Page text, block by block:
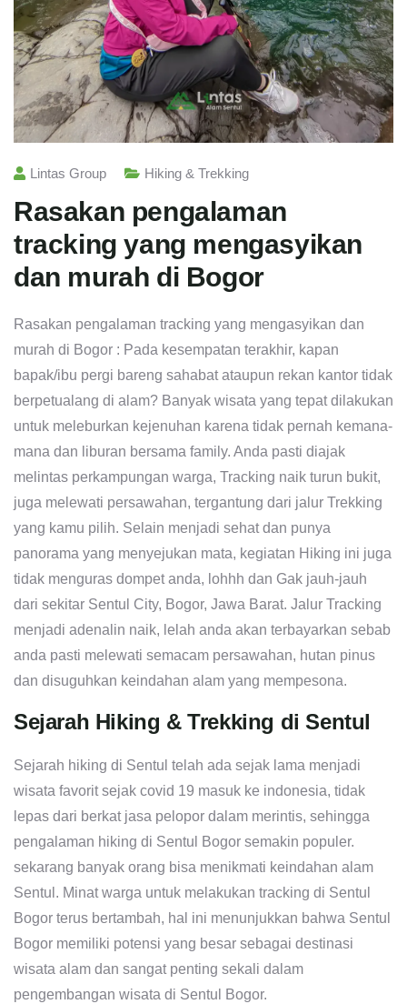
Lintas Group Hiking & Trekking
Rasakan pengalaman
tracking yang mengasyikan
dan murah di Bogor
Rasakan pengalaman tracking yang mengasyikan dan
murah di Bogor : Pada kesempatan terakhir, kapan
bapak/ibu pergi bareng sahabat ataupun rekan kantor tidak
berpetualang di alam? Banyak wisata yang tepat dilakukan
untuk meleburkan kejenuhan karena tidak pernah kemana-
mana dan liburan bersama family. Anda pasti diajak
melintas perkampungan warga, Tracking naik turun bukit,
juga melewati persawahan, tergantung dari jalur Trekking
yang kamu pilih. Selain menjadi sehat dan punya
panorama yang menyejukan mata, kegiatan Hiking ini juga
tidak menguras dompet anda, lohhh dan Gak jauh-jauh
dari sekitar Sentul City, Bogor, Jawa Barat. Jalur Tracking
menjadi adenalin naik, lelah anda akan terbayarkan sebab
anda pasti melewati semacam persawahan, hutan pinus
dan disuguhkan keindahan alam yang mempesona.
Sejarah Hiking & Trekking di Sentul
Sejarah hiking di Sentul telah ada sejak lama menjadi
wisata favorit sejak covid 19 masuk ke indonesia, tidak
lepas dari berkat jasa pelopor dalam merintis, sehingga
pengalaman hiking di Sentul Bogor semakin populer.
sekarang banyak orang bisa menikmati keindahan alam
Sentul. Minat warga untuk melakukan tracking di Sentul
Bogor terus bertambah, hal ini menunjukkan bahwa Sentul
Bogor memiliki potensi yang besar sebagai destinasi
wisata alam dan sangat penting sekali dalam
pengembangan wisata di Sentul Bogor.